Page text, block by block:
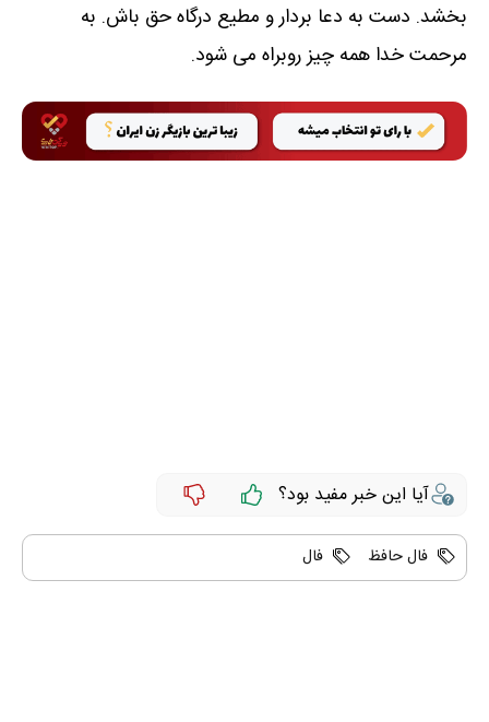
بخشد. دست به دعا بردار و مطیع درگاه حق باش. به
مرحمت خدا همه چیز روبراه می شود.
آیا این خبر مفید بود؟
فال حافظ فال